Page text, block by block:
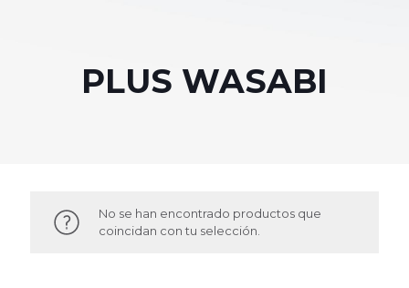
PLUS WASABI
No se han encontrado productos que
coincidan con tu selección.